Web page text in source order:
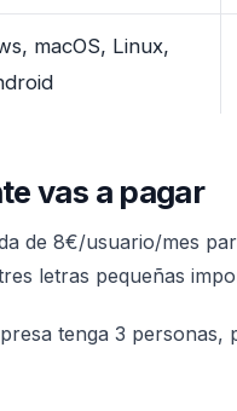
macOS, Linux,
vas a pagar
de 8€/usuario/mes
letras pequeñas
tenga 3 personas,